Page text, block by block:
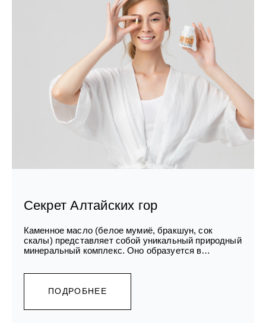
Секрет Алтайских гор
Каменное масло (белое мумиё, бракшун, сок
скалы) представляет собой уникальный природный
минеральный комплекс. Оно образуется в
ПОДРОБНЕЕ